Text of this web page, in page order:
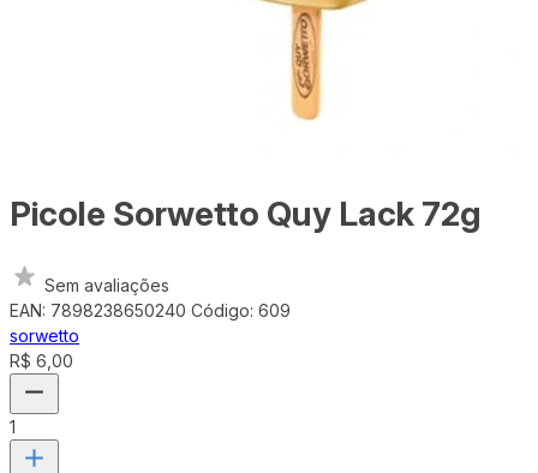
Picole Sorwetto Quy Lack 72g
Sem avaliações
EAN: 7898238650240 Código: 609
sorwetto
R$ 6,00
1